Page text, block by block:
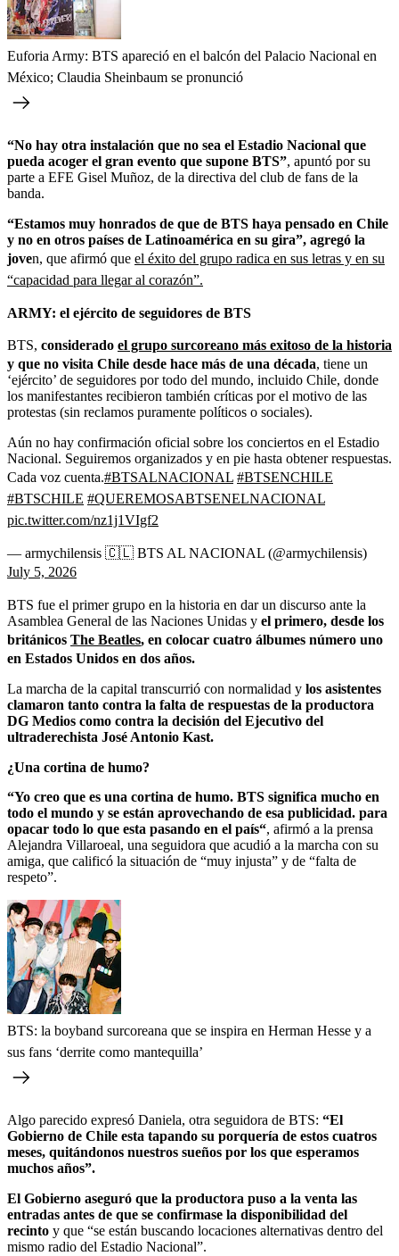
Euforia Army: BTS apareció en el balcón del Palacio Nacional en
México; Claudia Sheinbaum se pronunció
“No hay otra instalación que no sea el Estadio Nacional que
pueda acoger el gran evento que supone BTS”, apuntó por su
parte a EFE Gisel Muñoz, de la directiva del club de fans de la
banda.
“Estamos muy honrados de que de BTS haya pensado en Chile
y no en otros países de Latinoamérica en su gira”, agregó la
joven, que afirmó que el éxito del grupo radica en sus letras y en su
“capacidad para llegar al corazón”.
ARMY: el ejército de seguidores de BTS
BTS, considerado el grupo surcoreano más exitoso de la historia
y que no visita Chile desde hace más de una década, tiene un
‘ejército’ de seguidores por todo del mundo, incluido Chile, donde
los manifestantes recibieron también críticas por el motivo de las
protestas (sin reclamos puramente políticos o sociales).
Aún no hay confirmación oficial sobre los conciertos en el Estadio
Nacional. Seguiremos organizados y en pie hasta obtener respuestas.
Cada voz cuenta.#BTSALNACIONAL #BTSENCHILE
#BTSCHILE #QUEREMOSABTSENELNACIONAL
pic.twitter.com/nz1j1VIgf2
— armychilensis 🇨🇱 BTS AL NACIONAL (@armychilensis)
July 5, 2026
BTS fue el primer grupo en la historia en dar un discurso ante la
Asamblea General de las Naciones Unidas y el primero, desde los
británicos The Beatles, en colocar cuatro álbumes número uno
en Estados Unidos en dos años.
La marcha de la capital transcurrió con normalidad y los asistentes
clamaron tanto contra la falta de respuestas de la productora
DG Medios como contra la decisión del Ejecutivo del
ultraderechista José Antonio Kast.
¿Una cortina de humo?
“Yo creo que es una cortina de humo. BTS significa mucho en
todo el mundo y se están aprovechando de esa publicidad. para
opacar todo lo que esta pasando en el país“, afirmó a la prensa
Alejandra Villaroeal, una seguidora que acudió a la marcha con su
amiga, que calificó la situación de “muy injusta” y de “falta de
respeto”.
BTS: la boyband surcoreana que se inspira en Herman Hesse y a
sus fans ‘derrite como mantequilla’
Algo parecido expresó Daniela, otra seguidora de BTS: “El
Gobierno de Chile esta tapando su porquería de estos cuatros
meses, quitándonos nuestros sueños por los que esperamos
muchos años”.
El Gobierno aseguró que la productora puso a la venta las
entradas antes de que se confirmase la disponibilidad del
recinto y que “se están buscando locaciones alternativas dentro del
mismo radio del Estadio Nacional”.